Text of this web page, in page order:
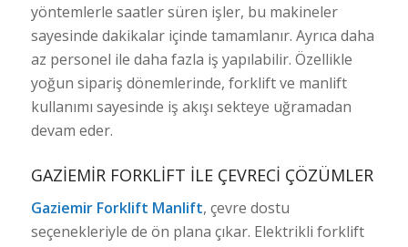
yöntemlerle saatler süren işler, bu makineler
sayesinde dakikalar içinde tamamlanır. Ayrıca daha
az personel ile daha fazla iş yapılabilir. Özellikle
yoğun sipariş dönemlerinde, forklift ve manlift
kullanımı sayesinde iş akışı sekteye uğramadan
devam eder.
GAZIEMIR FORKLIFT ILE ÇEVRECI ÇÖZÜMLER
Gaziemir Forklift Manlift, çevre dostu
seçenekleriyle de ön plana çıkar. Elektrikli forklift